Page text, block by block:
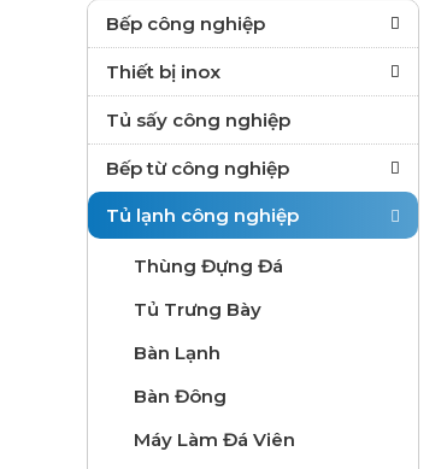
Bếp công nghiệp
THIẾT BỊ BẾP Á
THIẾT BỊ BẾP ÂU
TỦ NẤU CƠM CÔNG NGHIỆP
BẾP CHIÊN NHÚNG
Thiết bị inox
Xe Đẩy
Hút Mùi, Bẫy Mỡ
Bàn Inox
Tủ sấy công nghiệp
Bếp từ công nghiệp
Bếp Công Nghiệp NSV
Tủ lạnh công nghiệp
Thùng Đựng Đá
Tủ Trưng Bày
Bàn Lạnh
Bàn Đông
Máy Làm Đá Viên